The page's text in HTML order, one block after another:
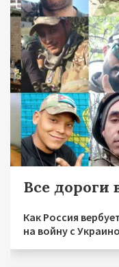
Все дороги
Как Россия
на войну с